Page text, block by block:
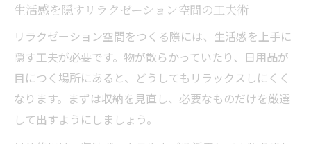
生活感を隠すリラクゼーション空間の工夫術
リラクゼーション空間をつくる際には、生活感を上手に
隠す工夫が必要です。物が散らかっていたり、日用品が
目につく場所にあると、どうしてもリラックスしにくく
なります。まずは収納を見直し、必要なものだけを厳選
して出すようにしましょう。